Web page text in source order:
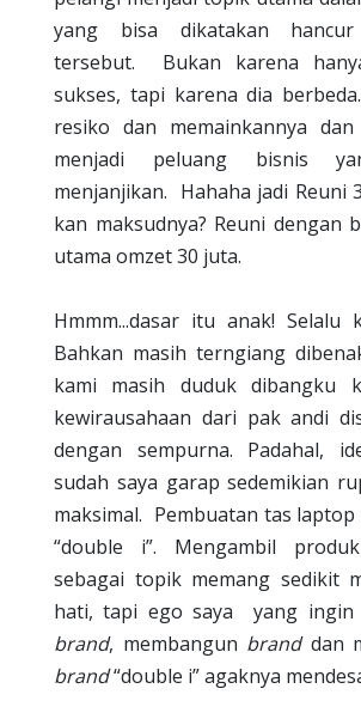
yang bisa dikatakan hancur
tersebut.
Bukan karena
sukses, tapi karena dia berbeda.
resiko dan memainkannya dan
menjadi peluang bisnis
menjanjikan. Hahaha jadi Reuni
kan maksudnya? Reuni dengan
utama omzet 30 juta.
Hmmm...dasar itu anak! Selalu
Bahkan masih terngiang
kami masih duduk dibangku
kewirausahaan dari pak andi
dengan sempurna. Padahal,
sudah saya garap sedemikian
maksimal. Pembuatan tas
“double i”. Mengambil
sebagai topik memang sedikit
hati, tapi ego saya
yang ingin
brand, membangun branddan
brand“double i” agaknya